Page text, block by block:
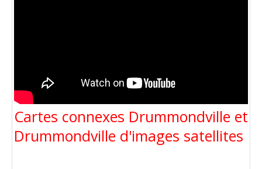
Cartes connexes Drummondville et
Drummondville d'images satellites